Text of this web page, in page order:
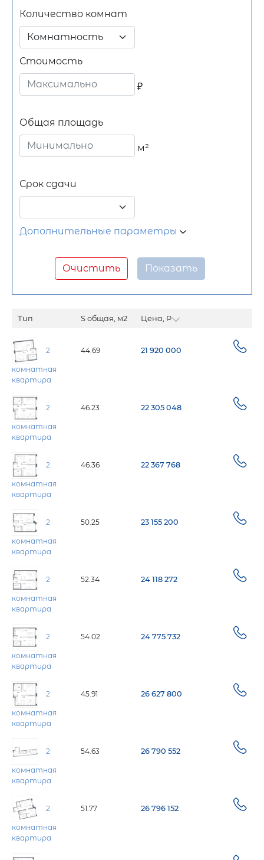
Количество комнат
Комнатность
Стоимость
₽
Общая площадь
м²
Срок сдачи
Дополнительные параметры
Очистить
Тип S общая, м2 Цена, Р
2
комнатная
квартира
44.69 21 920 000
2
комнатная
квартира
46.23 22 305 048
2
комнатная
квартира
46.36 22 367 768
2
комнатная
квартира
50.25 23 155 200
2
комнатная
квартира
52.34 24 118 272
2
комнатная
квартира
54.02 24 775 732
2
комнатная
квартира
45.91 26 627 800
2
комнатная
квартира
54.63 26 790 552
2
комнатная
квартира
51.77 26 796 152